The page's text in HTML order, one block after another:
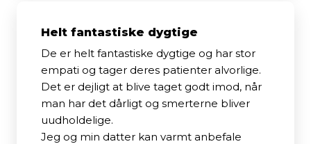
Helt fantastiske dygtige
De er helt fantastiske dygtige og har stor
empati og tager deres patienter alvorlige.
Det er dejligt at blive taget godt imod, når
man har det dårligt og smerterne bliver
uudholdelige.
Jeg og min datter kan varmt anbefale